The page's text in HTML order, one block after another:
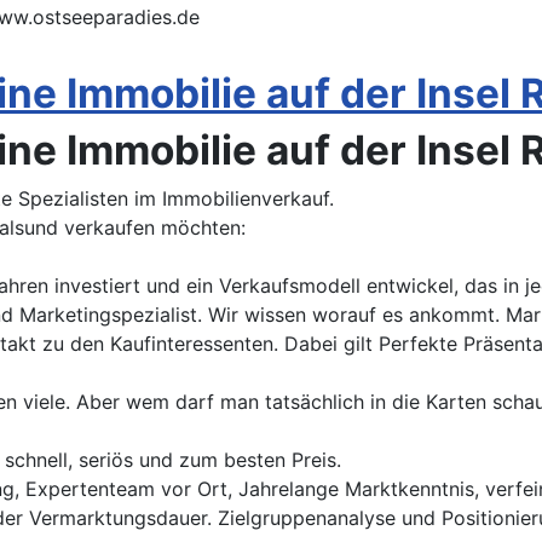
Immobilie auf der Insel
Immobilie auf der Insel
Spezialisten im Immobilienverkauf.
verkaufen möchten:
investiert und ein Verkaufsmodell entwickel, das in
Marketingspezialist. Wir wissen worauf es ankommt.
zu den Kaufinteressenten. Dabei gilt Perfekte
viele. Aber wem darf man tatsächlich in die Karten
seriös und zum besten Preis.
Expertenteam vor Ort, Jahrelange Marktkenntnis,
Vermarktungsdauer. Zielgruppenanalyse und